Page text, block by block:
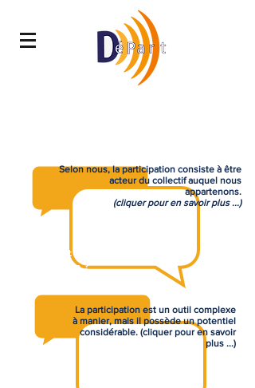
Selon nous, la participation consiste à être
acteur du collectif auquel nous
appartenons.
(cliquer pour en savoir plus ...)
Quels sont les enjeux de la
participation ?
La participation est un outil complexe
à manier, mais il possède un potentiel
considérable. (cliquer pour en savoir
plus ...)